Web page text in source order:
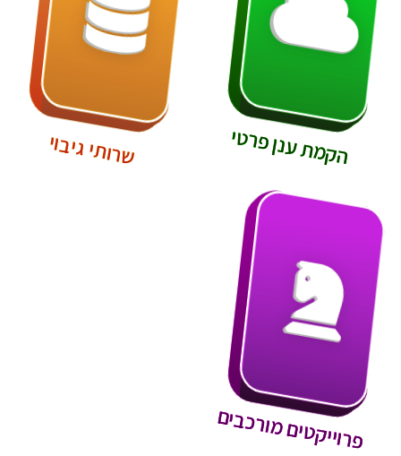
הקמת ענן פרטי שרותי גיבוי
פרוייקטים מורכבים